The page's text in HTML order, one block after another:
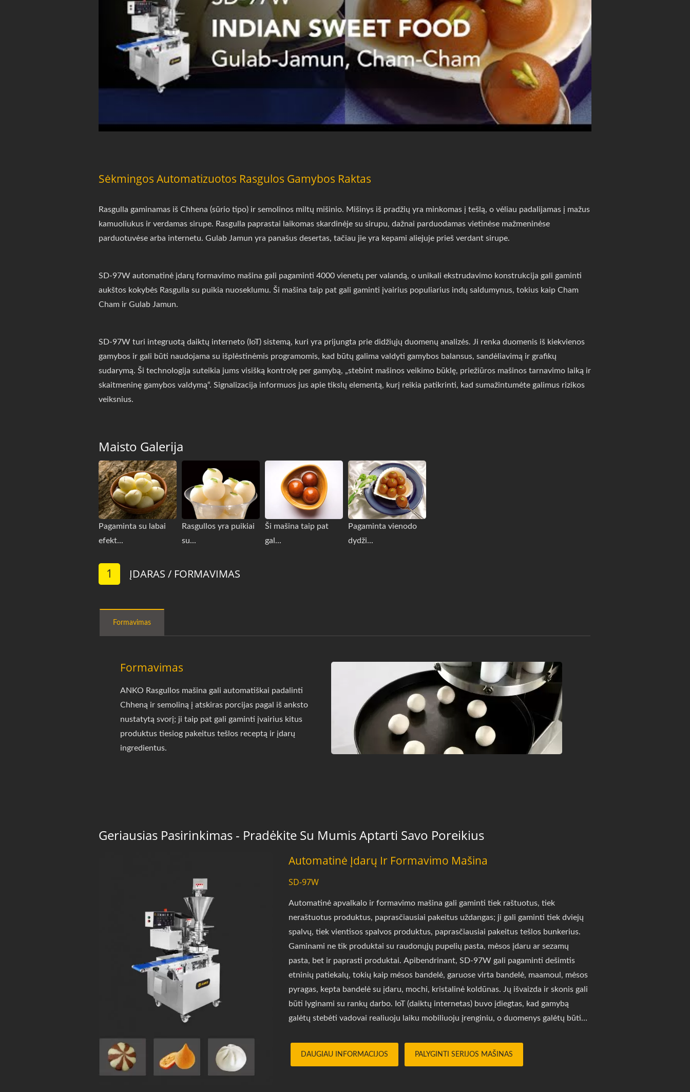
Sėkmingos Automatizuotos Rasgulos Gamybos Raktas
Rasgulla gaminamas iš Chhena (sūrio tipo) ir semolinos miltų mišinio. Mišinys iš pradžių yra minkomas į tešlą, o vėliau padalijamas į mažus
kamuoliukus ir verdamas sirupe. Rasgulla paprastai laikomas skardinėje su sirupu, dažnai parduodamas vietinėse mažmeninėse
parduotuvėse arba internetu. Gulab Jamun yra panašus desertas, tačiau jie yra kepami aliejuje prieš verdant sirupe.
SD-97W automatinė įdarų formavimo mašina gali pagaminti 4000 vienetų per valandą, o unikali ekstrudavimo konstrukcija gali gaminti
aukštos kokybės Rasgulla su puikia nuoseklumu. Ši mašina taip pat gali gaminti įvairius populiarius indų saldumynus, tokius kaip Cham
Cham ir Gulab Jamun.
SD-97W turi integruotą daiktų interneto (IoT) sistemą, kuri yra prijungta prie didžiųjų duomenų analizės. Ji renka duomenis iš kiekvienos
gamybos ir gali būti naudojama su išplėstinėmis programomis, kad būtų galima valdyti gamybos balansus, sandėliavimą ir grafikų
sudarymą. Ši technologija suteikia jums visišką kontrolę per gamybą, „stebint mašinos veikimo būklę, priežiūros mašinos tarnavimo laiką ir
skaitmeninę gamybos valdymą“. Signalizacija informuos jus apie tikslų elementą, kurį reikia patikrinti, kad sumažintumėte galimus rizikos
veiksnius.
Maisto Galerija
Pagaminta su labai
efekt...
Rasgullos yra puikiai
su...
Ši mašina taip pat
gal...
Pagaminta vienodo
dydži...
1 ĮDARAS / FORMAVIMAS
Formavimas
Formavimas
ANKO Rasgullos mašina gali automatiškai padalinti
Chheną ir semoliną į atskiras porcijas pagal iš anksto
nustatytą svorį; ji taip pat gali gaminti įvairius kitus
produktus tiesiog pakeitus tešlos receptą ir įdarų
ingredientus.
Geriausias Pasirinkimas - Pradėkite Su Mumis Aptarti Savo Poreikius
Automatinė Įdarų Ir Formavimo Mašina
SD-97W
Automatinė apvalkalo ir formavimo mašina gali gaminti tiek raštuotus, tiek
neraštuotus produktus, paprasčiausiai pakeitus uždangas; ji gali gaminti tiek dviejų
spalvų, tiek vientisos spalvos produktus, paprasčiausiai pakeitus tešlos bunkerius.
Gaminami ne tik produktai su raudonųjų pupelių pasta, mėsos įdaru ar sezamų
pasta, bet ir paprasti produktai. Apibendrinant, SD-97W gali pagaminti dešimtis
etninių patiekalų, tokių kaip mėsos bandelė, garuose virta bandelė, maamoul, mėsos
pyragas, kepta bandelė su įdaru, mochi, kristalinė koldūnas. Jų išvaizda ir skonis gali
būti lyginami su rankų darbo. IoT (daiktų internetas) buvo įdiegtas, kad gamybą
galėtų stebėti vadovai realiuoju laiku mobiliuoju įrenginiu, o duomenys galėtų būti
DAUGIAU INFORMACIJOS PALYGINTI SERIJOS MAŠINAS